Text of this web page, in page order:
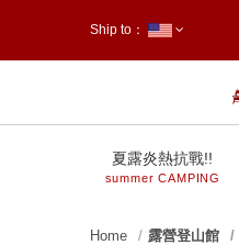
Ship to：
夏露炎熱抗戰!!
summer CAMPING
Home 露營登山館
prev